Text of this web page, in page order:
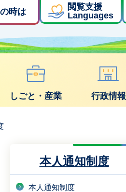
時は
閲覧支援
Languages
しごと・産業 行政情報
本人通知制度
本人通知制度